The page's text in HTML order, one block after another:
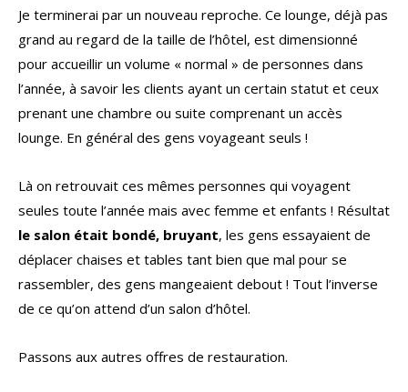
Je terminerai par un nouveau reproche. Ce lounge, déjà pas
grand au regard de la taille de l’hôtel, est dimensionné
pour accueillir un volume « normal » de personnes dans
l’année, à savoir les clients ayant un certain statut et ceux
prenant une chambre ou suite comprenant un accès
lounge. En général des gens voyageant seuls !
Là on retrouvait ces mêmes personnes qui voyagent
seules toute l’année mais avec femme et enfants ! Résultat
le salon était bondé, bruyant, les gens essayaient de
déplacer chaises et tables tant bien que mal pour se
rassembler, des gens mangeaient debout ! Tout l’inverse
de ce qu’on attend d’un salon d’hôtel.
Passons aux autres offres de restauration.